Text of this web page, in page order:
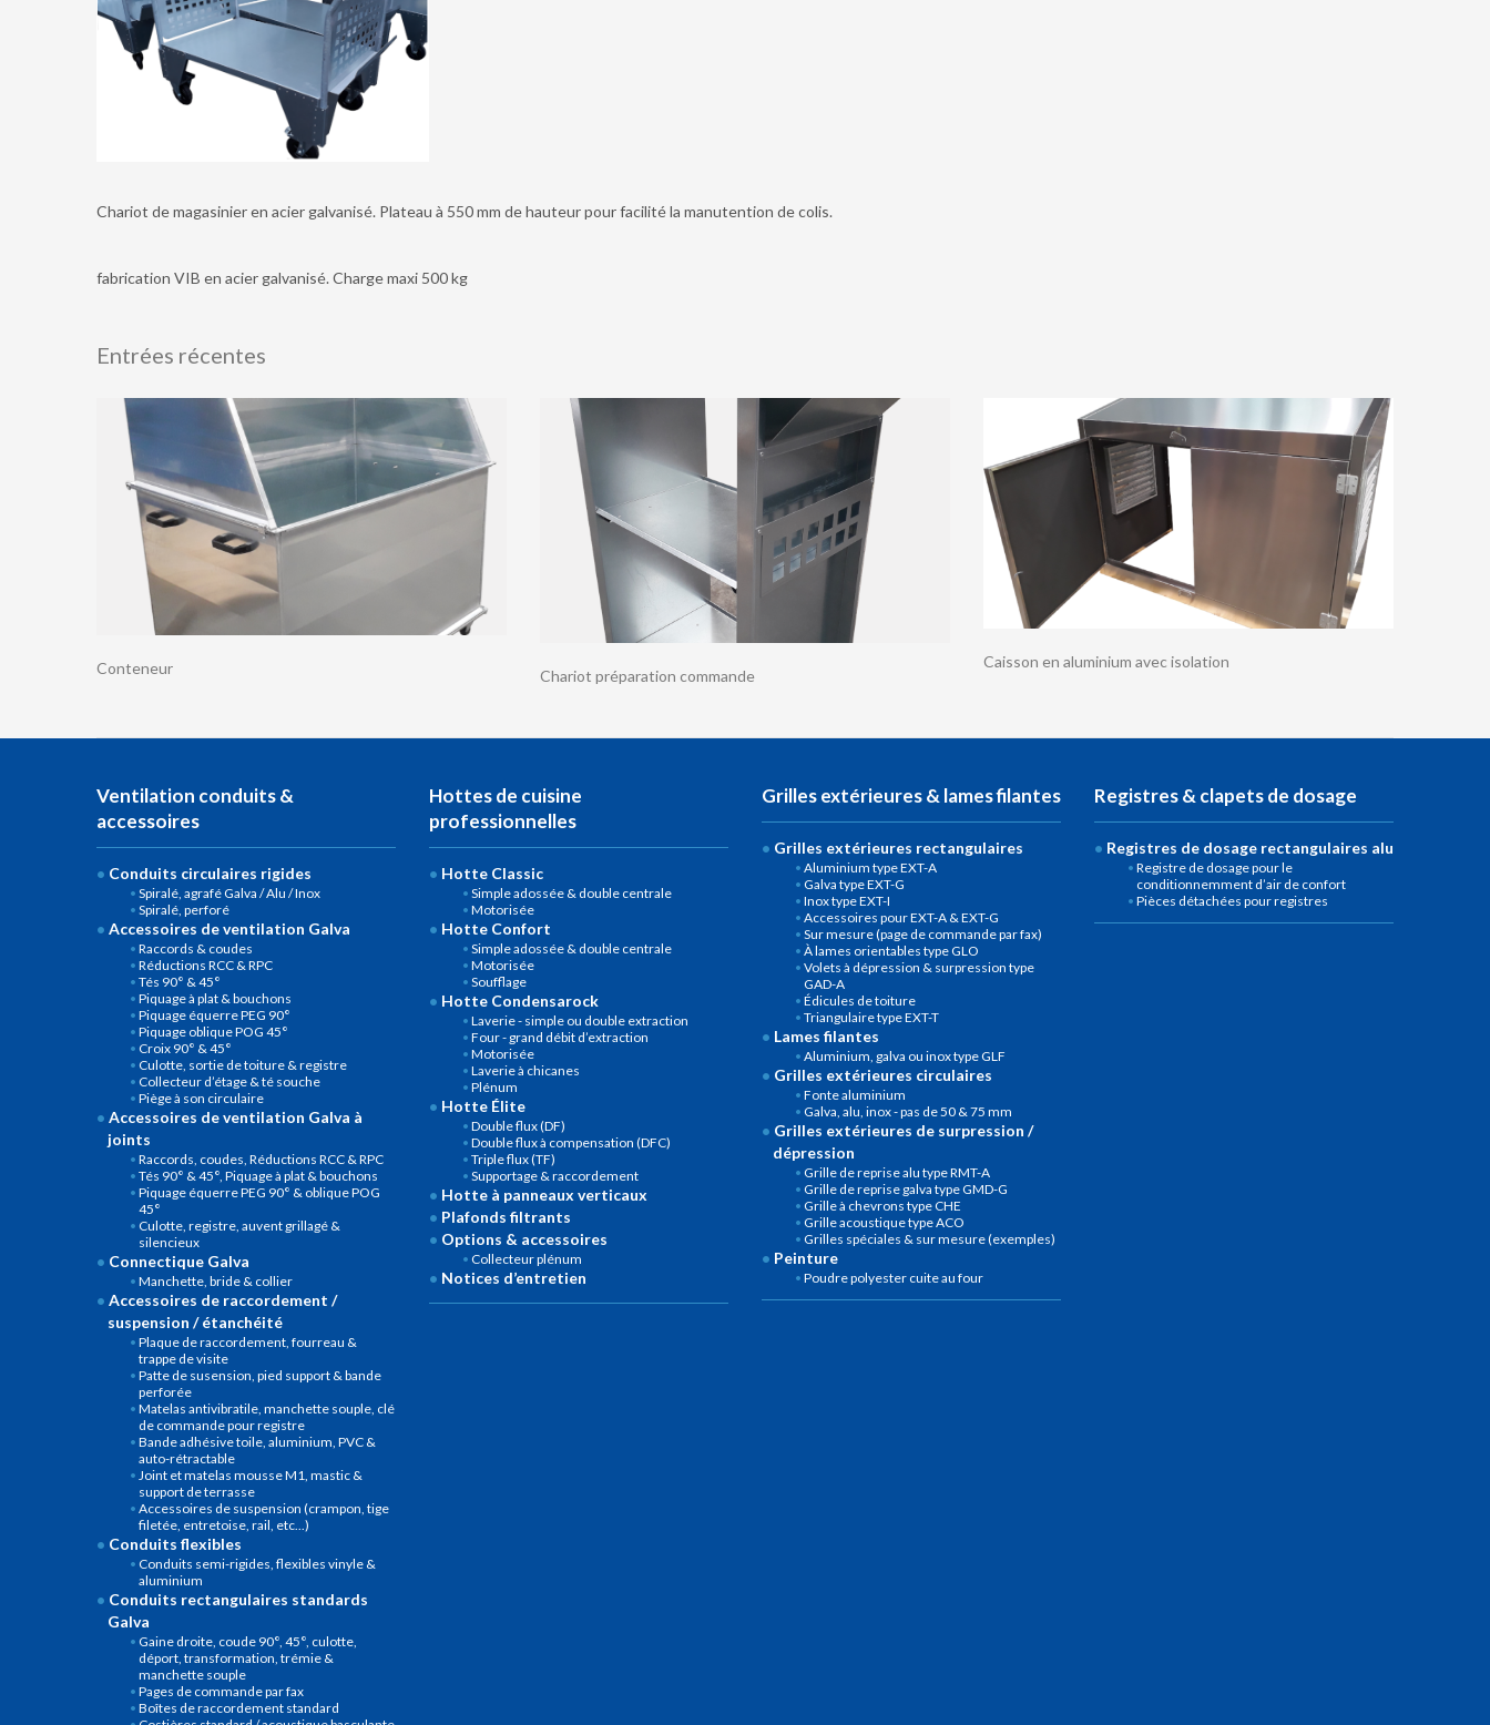
Chariot de magasinier en acier galvanisé. Plateau à 550 mm de hauteur pour facilité la manutention de colis.
fabrication VIB en acier galvanisé. Charge maxi 500 kg
Entrées récentes
Conteneur Chariot préparation commande
Caisson en aluminium avec isolation
Ventilation conduits &
accessoires
Conduits circulaires rigides
Spiralé, agrafé Galva / Alu / Inox
Spiralé, perforé
Accessoires de ventilation Galva
Raccords & coudes
Réductions RCC & RPC
Tés 90° & 45°
Piquage à plat & bouchons
Piquage équerre PEG 90°
Piquage oblique POG 45°
Croix 90° & 45°
Culotte, sortie de toiture & registre
Collecteur d’étage & té souche
Piège à son circulaire
Accessoires de ventilation Galva à
joints
Raccords, coudes, Réductions RCC & RPC
Tés 90° & 45°, Piquage à plat & bouchons
Piquage équerre PEG 90° & oblique POG
45°
Culotte, registre, auvent grillagé &
silencieux
Connectique Galva
Manchette, bride & collier
Accessoires de raccordement /
suspension / étanchéité
Plaque de raccordement, fourreau &
trappe de visite
Patte de susension, pied support & bande
perforée
Matelas antivibratile, manchette souple, clé
de commande pour registre
Bande adhésive toile, aluminium, PVC &
auto-rétractable
Joint et matelas mousse M1, mastic &
support de terrasse
Accessoires de suspension (crampon, tige
filetée, entretoise, rail, etc...)
Conduits flexibles
Conduits semi-rigides, flexibles vinyle &
aluminium
Conduits rectangulaires standards
Galva
Gaine droite, coude 90°, 45°, culotte,
déport, transformation, trémie &
manchette souple
Pages de commande par fax
Boîtes de raccordement standard
Hottes de cuisine
professionnelles
Hotte Classic
Simple adossée & double centrale
Motorisée
Hotte Confort
Simple adossée & double centrale
Motorisée
Soufflage
Hotte Condensarock
Laverie - simple ou double extraction
Four - grand débit d’extraction
Motorisée
Laverie à chicanes
Plénum
Hotte Élite
Double flux (DF)
Double flux à compensation (DFC)
Triple flux (TF)
Supportage & raccordement
Hotte à panneaux verticaux
Plafonds filtrants
Options & accessoires
Collecteur plénum
Notices d’entretien
Grilles extérieures & lames filantes
Grilles extérieures rectangulaires
Aluminium type EXT-A
Galva type EXT-G
Inox type EXT-I
Accessoires pour EXT-A & EXT-G
Sur mesure (page de commande par fax)
À lames orientables type GLO
Volets à dépression & surpression type
GAD-A
Édicules de toiture
Triangulaire type EXT-T
Lames filantes
Aluminium, galva ou inox type GLF
Grilles extérieures circulaires
Fonte aluminium
Galva, alu, inox - pas de 50 & 75 mm
Grilles extérieures de surpression /
dépression
Grille de reprise alu type RMT-A
Grille de reprise galva type GMD-G
Grille à chevrons type CHE
Grille acoustique type ACO
Grilles spéciales & sur mesure (exemples)
Peinture
Poudre polyester cuite au four
Registres & clapets de dosage
Registres de dosage rectangulaires alu
Registre de dosage pour le
conditionnemment d’air de confort
Pièces détachées pour registres